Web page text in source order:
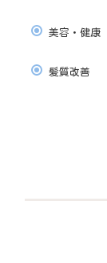
美容・健康
髪質改善